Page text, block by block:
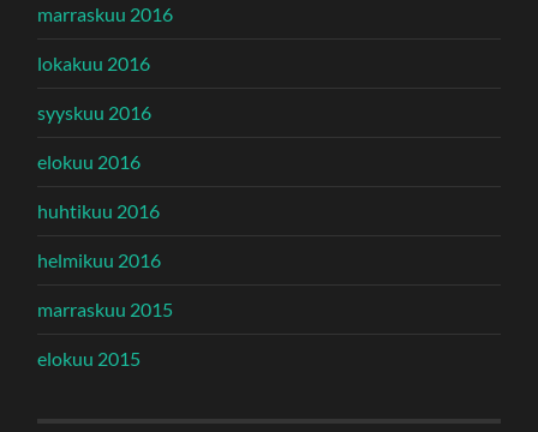
marraskuu 2016
lokakuu 2016
syyskuu 2016
elokuu 2016
huhtikuu 2016
helmikuu 2016
marraskuu 2015
elokuu 2015